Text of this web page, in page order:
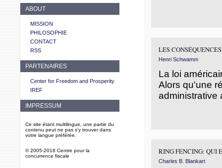
ABOUT
MISSION
PHILOSOPHIE
CONTACT
RSS
PARTENAIRES
Center for Freedom and Prosperity
IREF
IMPRESSUM
Ce site étant multilingue, une partie du
contenu peut ne pas s'y trouver dans
votre langue préférée.
© 2005-2018 Centre pour la
concurrence fiscale
LES
Henri Schwamm
La loi
Alors qu'une
administrative
RING FENCING: QUI
Charles B. Blankart